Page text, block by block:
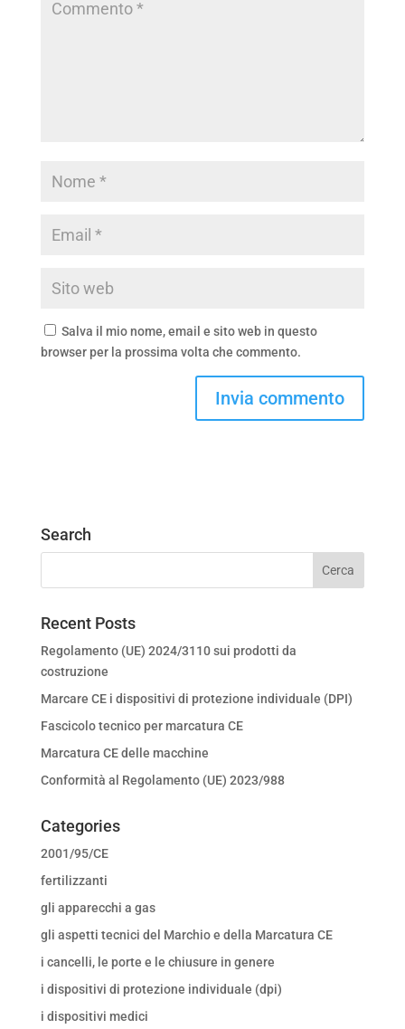
Salva il mio nome, email e sito web in questo
browser per la prossima volta che commento.
Search
Recent Posts
Regolamento (UE) 2024/3110 sui prodotti da
costruzione
Marcare CE i dispositivi di protezione individuale (DPI)
Fascicolo tecnico per marcatura CE
Marcatura CE delle macchine
Conformità al Regolamento (UE) 2023/988
Categories
2001/95/CE
fertilizzanti
gli apparecchi a gas
gli aspetti tecnici del Marchio e della Marcatura CE
i cancelli, le porte e le chiusure in genere
i dispositivi di protezione individuale (dpi)
i dispositivi medici